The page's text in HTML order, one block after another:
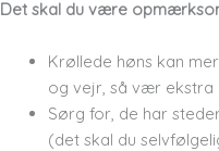
Det skal du være
Krøllede høns kan
og vejr, så vær
Sørg for, de har
(det skal du